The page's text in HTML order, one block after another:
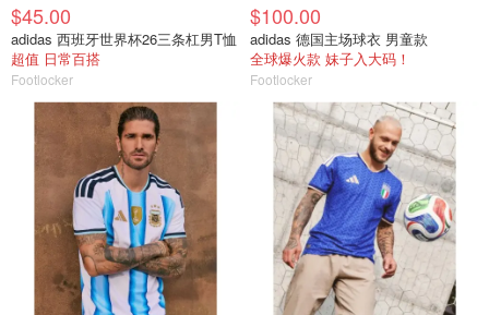
$45.00
adidas 西班牙世界杯26三条杠男T恤
超值 日常百搭
Footlocker
$100.00
adidas 德国主场球衣 男童款
全球爆火款 妹子入大码！
Footlocker